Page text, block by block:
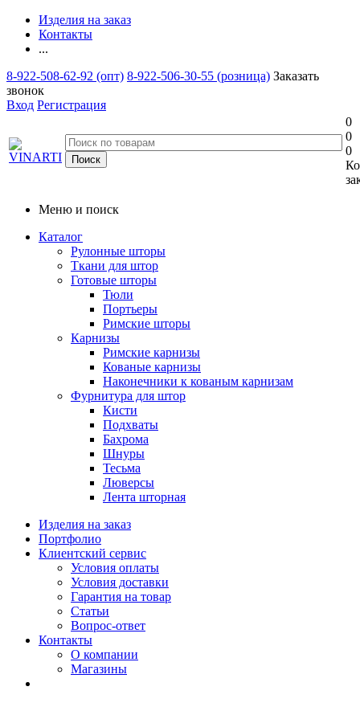
Изделия на заказ
Контакты
...
8-922-508-62-92 (опт) 8-922-506-30-55 (розница) Заказать
звонок
Вход Регистрация
0
0
0
Меню и поиск
Каталог
Рулонные шторы
Ткани для штор
Готовые шторы
Тюли
Портьеры
Римские шторы
Карнизы
Римские карнизы
Кованые карнизы
Наконечники к кованым карнизам
Фурнитура для штор
Кисти
Подхваты
Бахрома
Шнуры
Тесьма
Люверсы
Лента шторная
Изделия на заказ
Портфолио
Клиентский сервис
Условия оплаты
Условия доставки
Гарантия на товар
Статьи
Вопрос-ответ
Контакты
О компании
Магазины